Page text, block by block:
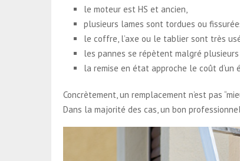
le moteur est HS et ancien,
plusieurs lames sont tordues ou
le coffre, l’axe ou le tablier sont très
les pannes se répètent malgré plusieurs
la remise en état approche le coût d’un
Concrètement, un remplacement n’est pas
Dans la majorité des cas, un bon